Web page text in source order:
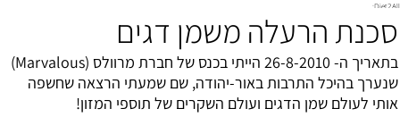
Diet2All:
שמאחורי
המושלם.
סכנת הרעלה משמן דגים
בתאריך ה- 26-8-2010 הייתי בכנס של חברת מרוולס (Marvalous)
שנערך בהיכל התרבות באור-יהודה, שם שמעתי הרצאה שחשפה
אותי לעולם שמן הדגים ועולם השקרים של תוספי המזון!